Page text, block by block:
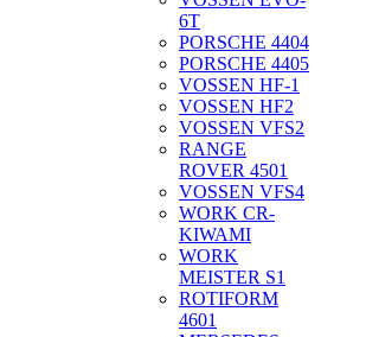
6T
PORSCHE 4404
PORSCHE 4405
VOSSEN HF-1
VOSSEN HF2
VOSSEN VFS2
RANGE
ROVER 4501
VOSSEN VFS4
WORK CR-
KIWAMI
WORK
MEISTER S1
ROTIFORM
4601